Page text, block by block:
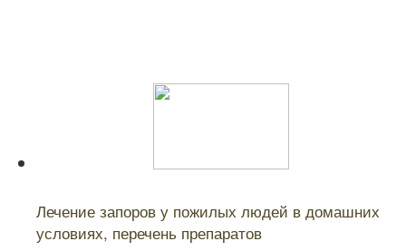
Лечение запоров у пожилых людей в домашних
условиях, перечень препаратов